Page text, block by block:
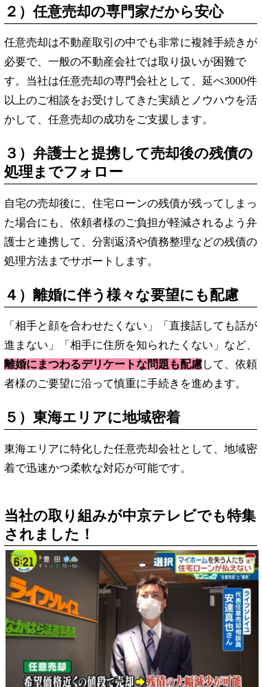
２）任意売却の専門家だから安心
任意売却は不動産取引の中でも非常に複雑手続きが
必要で、一般の不動産会社では取り扱いが困難で
す。当社は任意売却の専門会社として、延べ3000件
以上のご相談をお受けしてきた実績とノウハウを活
かして、任意売却の成功をご支援します。
３）弁護士と提携して売却後の残債の
処理までフォロー
自宅の売却後に、住宅ローンの残債が残ってしまっ
た場合にも、依頼者様のご負担が軽減されるよう弁
護士と連携して、分割返済や債務整理などの残債の
処理方法までサポートします。
４）離婚に伴う様々な要望にも配慮
「相手と顔を合わせたくない」「直接話しても話が
進まない」「相手に住所を知られたくない」など、
離婚にまつわるデリケートな問題も配慮して、依頼
者様のご要望に沿って慎重に手続きを進めます。
５）東海エリアに地域密着
東海エリアに特化した任意売却会社として、地域密
着で迅速かつ柔軟な対応が可能です。
当社の取り組みが中京テレビでも特集
されました！